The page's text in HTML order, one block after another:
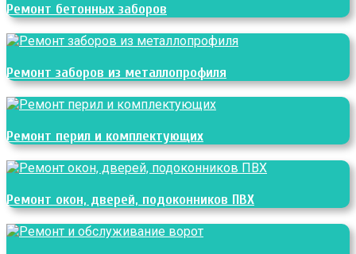
Ремонт бетонных заборов
Ремонт заборов из металлопрофиля
Ремонт перил и комплектующих
Ремонт окон, дверей, подоконников ПВХ